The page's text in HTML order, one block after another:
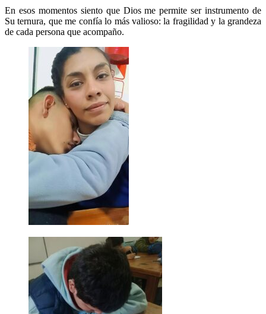
En esos momentos siento que Dios me permite ser instrumento de
Su ternura, que me confía lo más valioso: la fragilidad y la grandeza
de cada persona que acompaño.